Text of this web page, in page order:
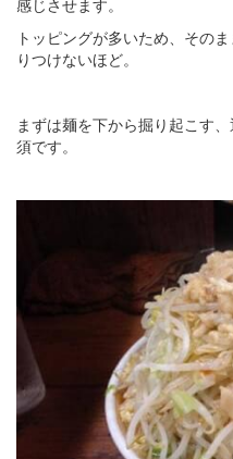
感じさせます。
トッピングが多いため、その
りつけないほど。
まずは麺を下から掘り起こす
須です。